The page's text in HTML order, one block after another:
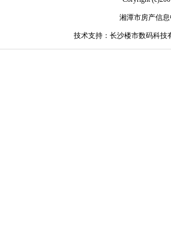
湘潭市房产信
技术支持：长沙楼市数码科技